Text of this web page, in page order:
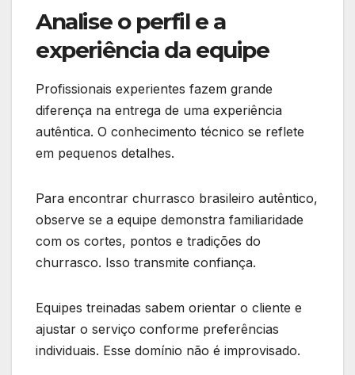
Analise o perfil e a
experiência da equipe
Profissionais experientes fazem grande
diferença na entrega de uma experiência
autêntica. O conhecimento técnico se reflete
em pequenos detalhes.
Para encontrar churrasco brasileiro autêntico,
observe se a equipe demonstra familiaridade
com os cortes, pontos e tradições do
churrasco. Isso transmite confiança.
Equipes treinadas sabem orientar o cliente e
ajustar o serviço conforme preferências
individuais. Esse domínio não é improvisado.